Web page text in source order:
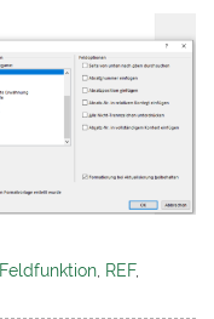
Feldfunktion REF,